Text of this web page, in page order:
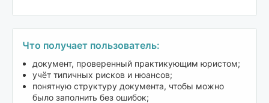
Что получает пользователь:
документ, проверенный практикующим юристом;
учёт типичных рисков и нюансов;
понятную структуру документа, чтобы можно
было заполнить без ошибок;